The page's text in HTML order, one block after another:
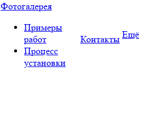
Фотогалерея
Примеры
работ
Процесс
установки
Контакты Ещё